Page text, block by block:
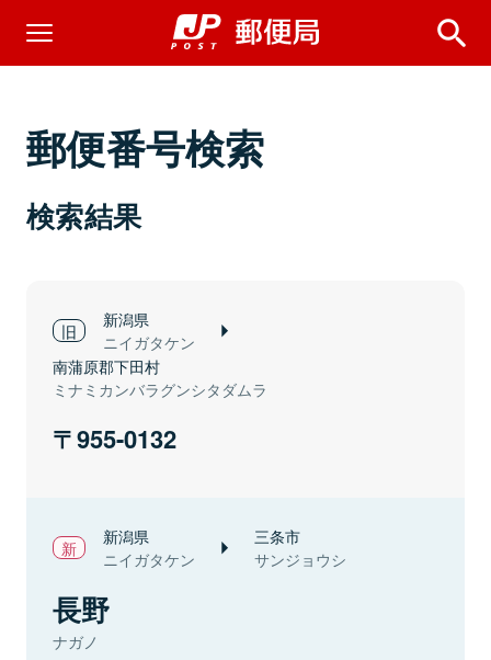
郵便番号検索
検索結果
新潟県
ニイガタケン
南蒲原郡下田村
ミナミカンバラグンシタダムラ
955-0132
新潟県
ニイガタケン
三条市
サンジョウシ
長野
ナガノ